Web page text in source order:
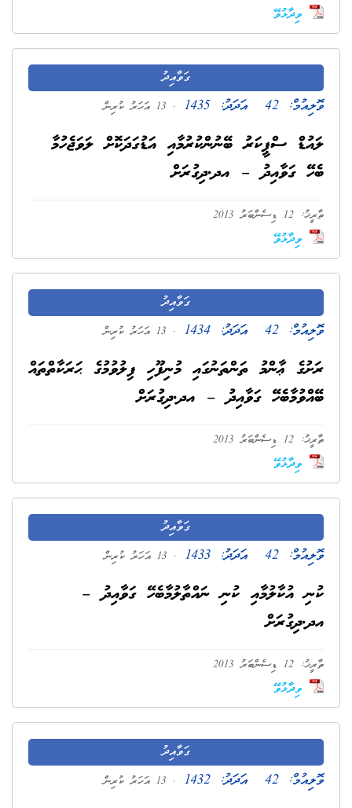
ވިދާޅުވޭ
ގަވާއިދު
ވޮލިއުމް: 42 އަދަދު: 1435 . 13 އަހަރު ކުރިން
ލައުޑް ސްޕީކަރު ބޭނުންކުރުމާއި އަޑުގަދަކޮށް ލަވަޖެހުމާ
ބެހޭ ގަވާއިދު – އދ.ދިގުރަށް
ތާރީޚު: 12 ޑިސެންބަރު 2013
ވިދާޅުވޭ
ގަވާއިދު
ވޮލިއުމް: 42 އަދަދު: 1434 . 13 އަހަރު ކުރިން
ރަށުގެ ޢާންމު ތަންތަނުގައި މުނިފޫހި ފިލުވުމުގެ ޙަރަކާތްތައް
ބޭއްވުމާބެހޭ ގަވާއިދު – އދ.ދިގުރަށް
ތާރީޚު: 12 ޑިސެންބަރު 2013
ވިދާޅުވޭ
ގަވާއިދު
ވޮލިއުމް: 42 އަދަދު: 1433 . 13 އަހަރު ކުރިން
ކުނި އުކާލުމާއި ކުނި ނައްތާލުމާބެހޭ ގަވާއިދު –
އދ.ދިގުރަށް
ތާރީޚު: 12 ޑިސެންބަރު 2013
ވިދާޅުވޭ
ގަވާއިދު
ވޮލިއުމް: 42 އަދަދު: 1432 . 13 އަހަރު ކުރިން